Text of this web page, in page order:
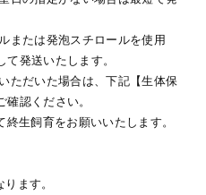
または発泡スチロールを使用
発送いたします。
ただいた場合は、下記【生体保
認ください。
生飼育をお願いいたします。
ます。